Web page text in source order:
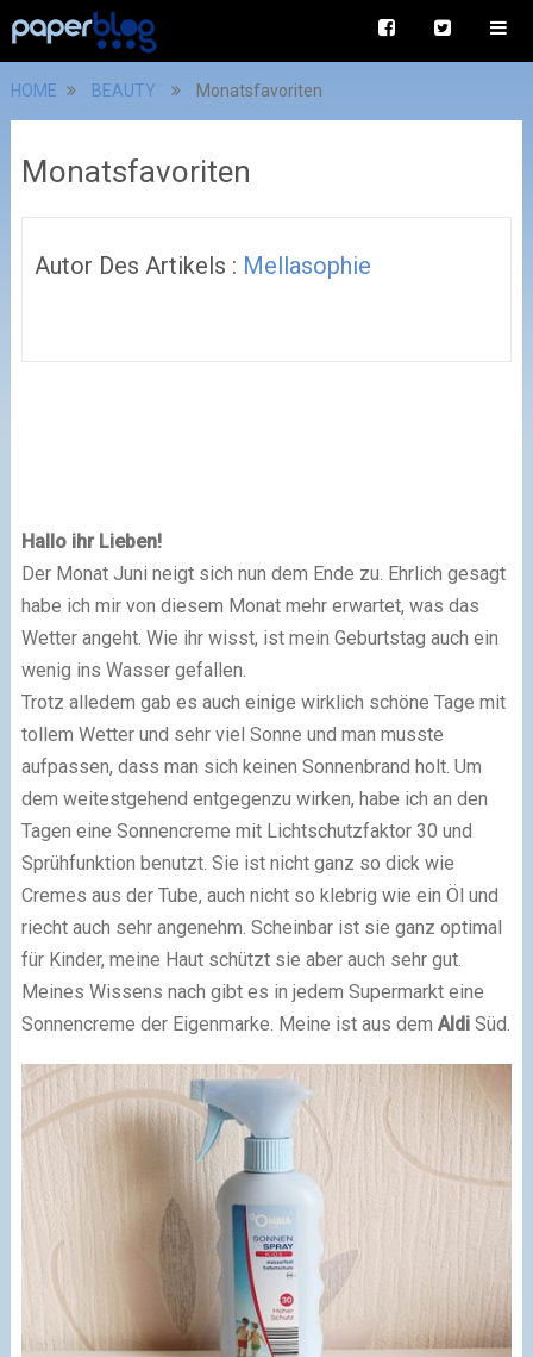
HOME BEAUTY Monatsfavoriten
Monatsfavoriten
Autor Des Artikels : Mellasophie
Hallo ihr Lieben!
Der Monat Juni neigt sich nun dem Ende zu. Ehrlich gesagt
habe ich mir von diesem Monat mehr erwartet, was das
Wetter angeht. Wie ihr wisst, ist mein Geburtstag auch ein
wenig ins Wasser gefallen.
Trotz alledem gab es auch einige wirklich schöne Tage mit
tollem Wetter und sehr viel Sonne und man musste
aufpassen, dass man sich keinen Sonnenbrand holt. Um
dem weitestgehend entgegenzu wirken, habe ich an den
Tagen eine Sonnencreme mit Lichtschutzfaktor 30 und
Sprühfunktion benutzt. Sie ist nicht ganz so dick wie
Cremes aus der Tube, auch nicht so klebrig wie ein Öl und
riecht auch sehr angenehm. Scheinbar ist sie ganz optimal
für Kinder, meine Haut schützt sie aber auch sehr gut.
Meines Wissens nach gibt es in jedem Supermarkt eine
Sonnencreme der Eigenmarke. Meine ist aus dem AldiSüd.